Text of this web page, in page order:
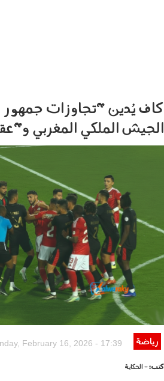
كاف يُدين "تجاوزات جمهور
الجيش الملكي المغربي
رياضة February 16, 2026 - 17:39
كتب:- الحكاية